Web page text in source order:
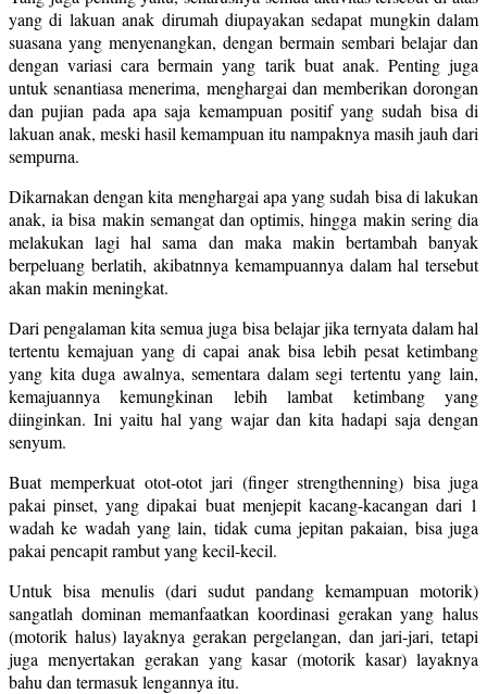
yang di lakuan anak dirumah diupayakan sedapat mungkin dalam
suasana yang menyenangkan, dengan bermain sembari belajar dan
dengan variasi cara bermain yang tarik buat anak. Penting juga
untuk senantiasa menerima, menghargai dan memberikan dorongan
dan pujian pada apa saja kemampuan positif yang sudah bisa di
lakuan anak, meski hasil kemampuan itu nampaknya masih jauh dari
sempurna.
Dikarnakan dengan kita menghargai apa yang sudah bisa di lakukan
anak, ia bisa makin semangat dan optimis, hingga makin sering dia
melakukan lagi hal sama dan maka makin bertambah banyak
berpeluang berlatih, akibatnnya kemampuannya dalam hal tersebut
akan makin meningkat.
Dari pengalaman kita semua juga bisa belajar jika ternyata dalam hal
tertentu kemajuan yang di capai anak bisa lebih pesat ketimbang
yang kita duga awalnya, sementara dalam segi tertentu yang lain,
kemajuannya kemungkinan lebih lambat ketimbang yang
diinginkan. Ini yaitu hal yang wajar dan kita hadapi saja dengan
senyum.
Buat memperkuat otot-otot jari (finger strengthenning) bisa juga
pakai pinset, yang dipakai buat menjepit kacang-kacangan dari 1
wadah ke wadah yang lain, tidak cuma jepitan pakaian, bisa juga
pakai pencapit rambut yang kecil-kecil.
Untuk bisa menulis (dari sudut pandang kemampuan motorik)
sangatlah dominan memanfaatkan koordinasi gerakan yang halus
(motorik halus) layaknya gerakan pergelangan, dan jari-jari, tetapi
juga menyertakan gerakan yang kasar (motorik kasar) layaknya
bahu dan termasuk lengannya itu.